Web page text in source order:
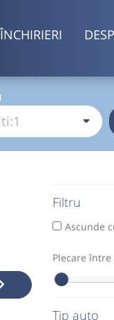
ÎNCHIRIERI
Filtru
Ascunde
Plecare între
Tip auto